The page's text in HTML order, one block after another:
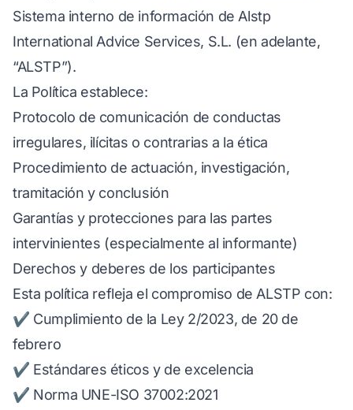
Sistema interno de información de Alstp
International Advice Services, S.L. (en adelante,
“ALSTP”).
La Política establece:
Protocolo de comunicación de conductas
irregulares, ilícitas o contrarias a la ética
Procedimiento de actuación, investigación,
tramitación y conclusión
Garantías y protecciones para las partes
intervinientes (especialmente al informante)
Derechos y deberes de los participantes
Esta política refleja el compromiso de ALSTP con:
✔ Cumplimiento de la Ley 2/2023, de 20 de
febrero
✔ Estándares éticos y de excelencia
✔ Norma UNE-ISO 37002:2021